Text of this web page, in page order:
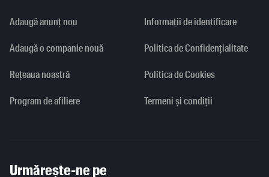
Adaugă anunț nou
Adaugă o companie nouă
Rețeaua noastră
Program de afiliere
Informaţii de identificare
Politica de Confidențialitate
Politica de Cookies
Termeni și condiții
Urmărește-ne pe